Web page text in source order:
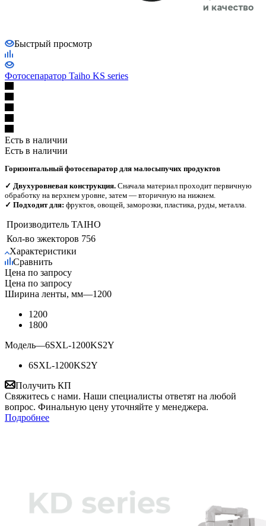
Быстрый просмотр
Фотосепаратор Taiho KS series
Есть в наличии
Есть в наличии
Горизонтальный фотосепаратор для малосыпучих продуктов
✓ Двухуровневая конструкция. Сначала материал проходит первичную
обработку на верхнем уровне, затем — вторичную на нижнем.
✓ Подходит для: фруктов, овощей, заморозки, пластика, руды, металла.
Производитель TAIHO
Кол-во эжекторов 756
Характеристики
Сравнить
Цена по запросу
Цена по запросу
Ширина ленты, мм—1200
1200
1800
Модель—6SXL-1200KS2Y
6SXL-1200KS2Y
Получить КП
Свяжитесь с нами. Наши специалисты ответят на любой
вопрос. Финальную цену уточняйте у менеджера.
Подробнее